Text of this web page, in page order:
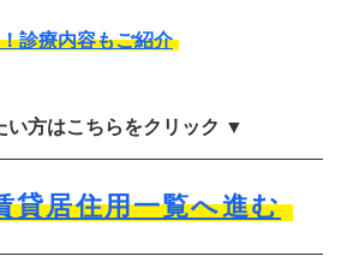
診療内容もご紹介
い方はこちらをクリック ▼
貸居住用一覧へ進む